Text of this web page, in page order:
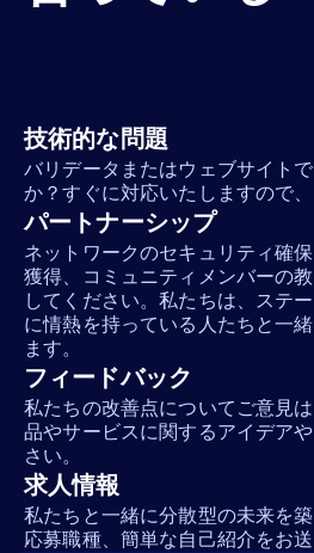
技術的な問題
バリデータまたはウェブサイト
か？すぐに対応いたしますので、
パートナーシップ
ネットワークのセキュリティ確
獲得、コミュニティメンバーの
してください。私たちは、ステ
に情熱を持っている人たちと一
ます。
フィードバック
私たちの改善点についてご意見
品やサービスに関するアイデア
さい。
求人情報
私たちと一緒に分散型の未来を
応募職種、簡単な自己紹介をお送